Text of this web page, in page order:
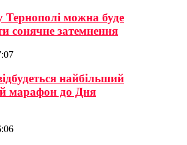
Тернополі можна буде
сонячне затемнення
найбільший
марафон до Дня